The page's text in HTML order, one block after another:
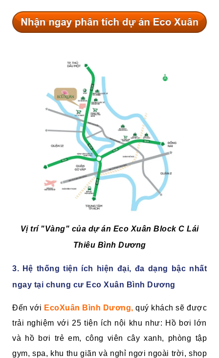
Vị trí "Vàng" của dự án Eco Xuân Block C Lái
Thiêu Bình Dương
3. Hệ thống tiện ích hiện đại, đa dạng bậc nhất
ngay tại chung cư Eco Xuân Bình Dương
Đến với EcoXuân Bình Dương, quý khách sẽ được
trải nghiệm với 25 tiện ích nội khu như: Hồ bơi lớn
và hồ bơi trẻ em, công viên cây xanh, phòng tập
gym, spa, khu thu giãn và nghỉ ngơi ngoài trời, shop